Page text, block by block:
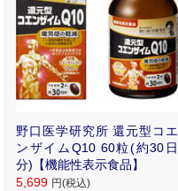
野口医学研究所 還元型コエ
ンザイムQ10 60粒(約30日
分)【機能性表示食品】
5,699 円(税込)